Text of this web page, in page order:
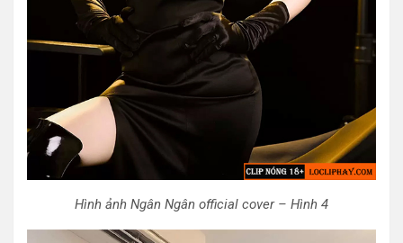
Hình ảnh Ngân Ngân official cover – Hình 4